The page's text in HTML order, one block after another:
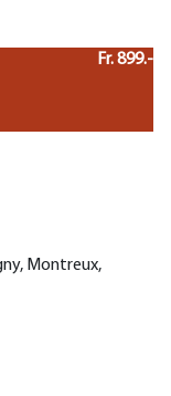
Fr. 899.-
Montreux,